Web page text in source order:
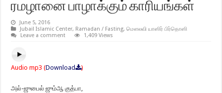
ரமழானை பாழாக்கும் காரியங்கள்
June 5, 2016
Jubail Islamic Center, Ramadan / Fasting,மௌலவி யாஸிர் பிர்தொஸி
Leave a comment
1,409 Views
Audio mp3 (Download )
அல்-ஜுபைல் ஜும்ஆ குத்பா,